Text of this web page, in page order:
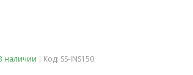
наличии Код: SS-INS150